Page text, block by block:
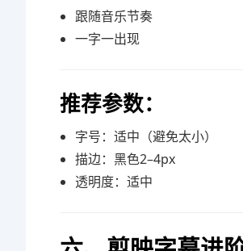
跟随音乐节奏
一字一出现
推荐参数：
字号：适中（避免太小）
描边：黑色2–4px
透明度：适中